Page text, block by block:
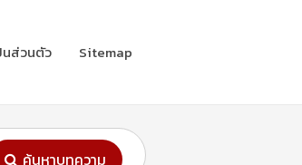
นส่วนตัว Sitemap
ค้นหาบทความ